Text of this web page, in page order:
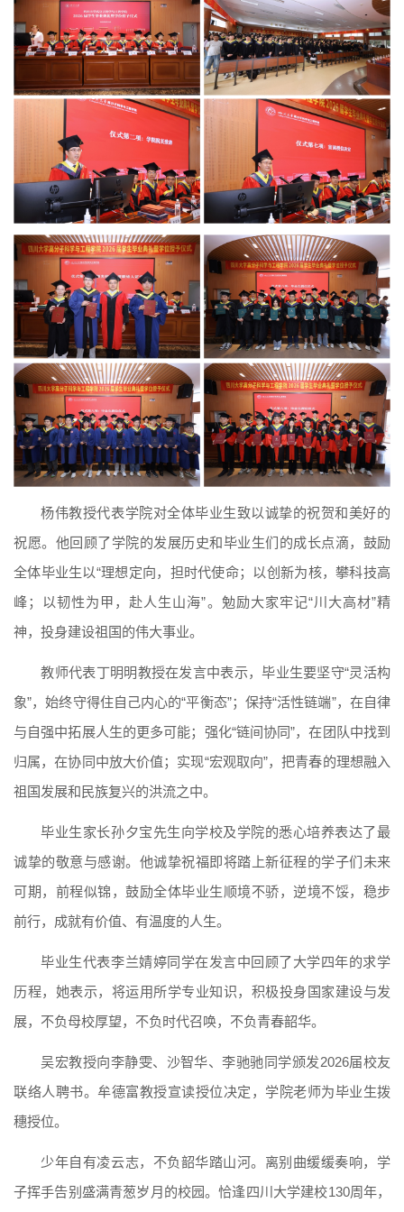
杨伟教授代表学院对全体毕业生致以诚挚的祝贺和美好的
祝愿。他回顾了学院的发展历史和毕业生们的成长点滴，鼓励
全体毕业生以“理想定向，担时代使命；以创新为核，攀科技高
峰；以韧性为甲，赴人生山海”。勉励大家牢记“川大高材”精
神，投身建设祖国的伟大事业。
教师代表丁明明教授在发言中表示，毕业生要坚守“灵活构
象”，始终守得住自己内心的“平衡态”；保持“活性链端”，在自律
与自强中拓展人生的更多可能；强化“链间协同”，在团队中找到
归属，在协同中放大价值；实现“宏观取向”，把青春的理想融入
祖国发展和民族复兴的洪流之中。
毕业生家长孙夕宝先生向学校及学院的悉心培养表达了最
诚挚的敬意与感谢。他诚挚祝福即将踏上新征程的学子们未来
可期，前程似锦，鼓励全体毕业生顺境不骄，逆境不馁，稳步
前行，成就有价值、有温度的人生。
毕业生代表李兰婧婷同学在发言中回顾了大学四年的求学
历程，她表示，将运用所学专业知识，积极投身国家建设与发
展，不负母校厚望，不负时代召唤，不负青春韶华。
吴宏教授向李静雯、沙智华、李驰驰同学颁发2026届校友
联络人聘书。牟德富教授宣读授位决定，学院老师为毕业生拨
穗授位。
少年自有凌云志，不负韶华踏山河。离别曲缓缓奏响，学
子挥手告别盛满青葱岁月的校园。恰逢四川大学建校130周年，